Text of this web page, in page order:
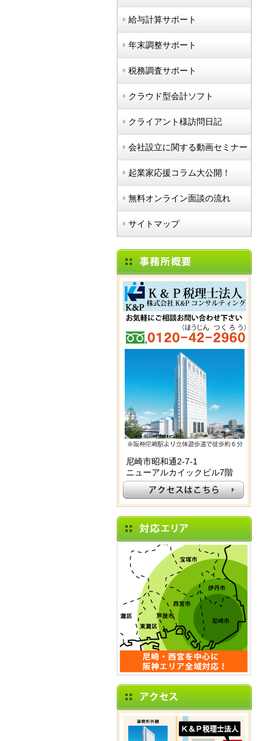
給与計算サポート
年末調整サポート
税務調査サポート
クラウド型会計ソフト
クライアント様訪問日記
会社設立に関する動画セミナー
起業家応援コラム大公開！
無料オンライン面談の流れ
サイトマップ
尼崎市昭和通2-7-1
ニューアルカイックビル7階